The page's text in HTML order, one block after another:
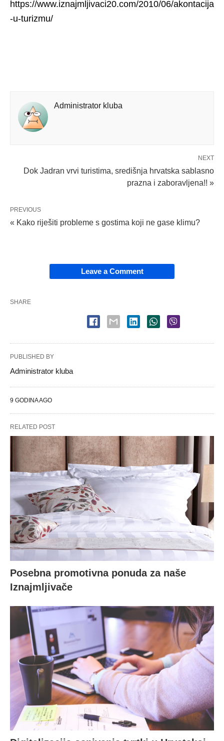
https://www.iznajmljivaci20.com/2010/06/akontacija
-u-turizmu/
Administrator kluba
NEXT
Dok Jadran vrvi turistima, središnja hrvatska sablasno
prazna i zaboravljena!! »
PREVIOUS
« Kako riješiti probleme s gostima koji ne gase klimu?
Leave a Comment
SHARE
PUBLISHED BY
Administrator kluba
9 GODINA AGO
RELATED POST
Posebna promotivna ponuda za naše
Iznajmljivače